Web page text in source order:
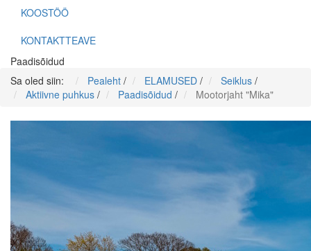
KOOSTÖÖ
KONTAKTTEAVE
Paadisõidud
Sa oled siin:
Pealeht / ELAMUSED / Seiklus /
Aktiivne puhkus / Paadisõidud / Mootorjaht "Mika"